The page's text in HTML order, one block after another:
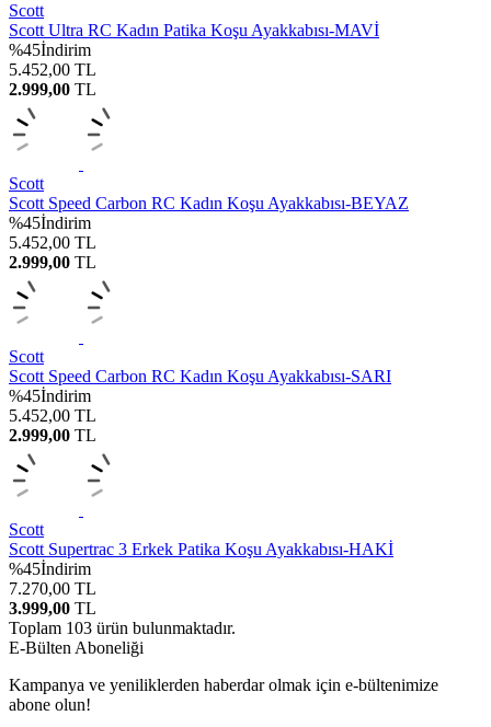
Scott
Scott Ultra RC Kadın Patika Koşu Ayakkabısı-MAVİ
%45İndirim
5.452,00 TL
2.999,00 TL
Scott
Scott Speed Carbon RC Kadın Koşu Ayakkabısı-BEYAZ
%45İndirim
5.452,00 TL
2.999,00 TL
Scott
Scott Speed Carbon RC Kadın Koşu Ayakkabısı-SARI
%45İndirim
5.452,00 TL
2.999,00 TL
Scott
Scott Supertrac 3 Erkek Patika Koşu Ayakkabısı-HAKİ
%45İndirim
7.270,00 TL
3.999,00 TL
Toplam 103 ürün bulunmaktadır.
E-Bülten Aboneliği
Kampanya ve yeniliklerden haberdar olmak için e-bültenimize
abone olun!